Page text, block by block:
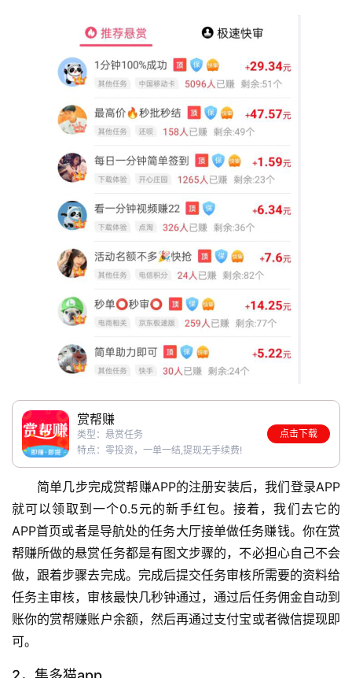
赏帮赚
类型：悬赏任务
特点：零投资，一单一结,提现无手续费!
点击下载
简单几步完成赏帮赚APP的注册安装后，我们登录APP
就可以领取到一个0.5元的新手红包。接着，我们去它的
APP首页或者是导航处的任务大厅接单做任务赚钱。你在赏
帮赚所做的悬赏任务都是有图文步骤的，不必担心自己不会
做，跟着步骤去完成。完成后提交任务审核所需要的资料给
任务主审核，审核最快几秒钟通过，通过后任务佣金自动到
账你的赏帮赚账户余额，然后再通过支付宝或者微信提现即
可。